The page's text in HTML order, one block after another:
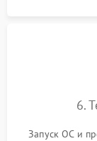
6.
Запуск ОС и